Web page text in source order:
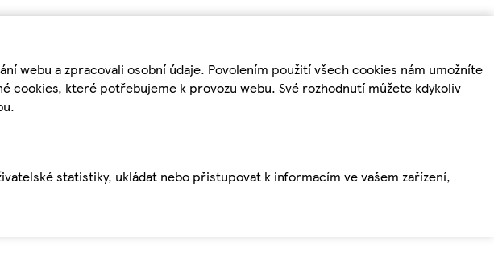
webu a zpracovali osobní údaje. Povolením použití všech cookies nám umožníte
cookies, které potřebujeme k provozu webu. Své rozhodnutí můžete kdykoliv
statistiky, ukládat nebo přistupovat k informacím ve vašem zařízení,